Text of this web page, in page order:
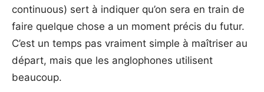
continuous) sert à indiquer qu’on sera en train de
faire quelque chose a un moment précis du futur.
C’est un temps pas vraiment simple à maîtriser au
départ, mais que les anglophones utilisent
beaucoup.